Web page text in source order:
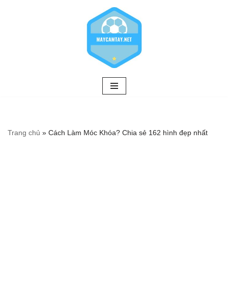
Trang chủ » Cách Làm Móc Khóa? Chia sẻ 162 hình đẹp nhất